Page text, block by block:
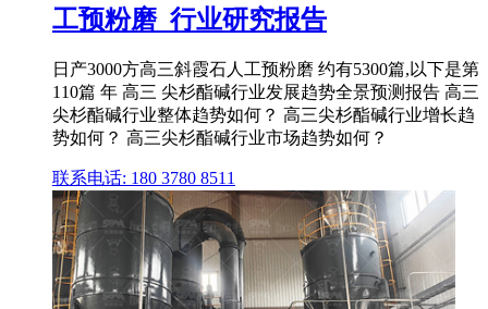
工预粉磨_行业研究报告
日产3000方高三斜霞石人工预粉磨 约有5300篇,以下是第
110篇 年 高三 尖杉酯碱行业发展趋势全景预测报告 高三
尖杉酯碱行业整体趋势如何？ 高三尖杉酯碱行业增长趋
势如何？ 高三尖杉酯碱行业市场趋势如何？
联系电话: 180 3780 8511